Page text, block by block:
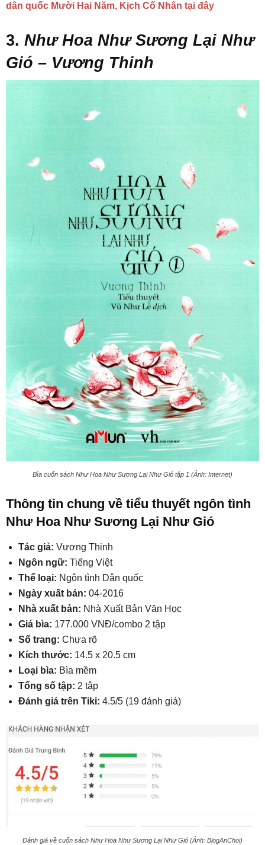
dân quốc Mười Hai Năm, Kịch Cố Nhân tại đây
3. Như Hoa Như Sương Lại Như
Gió – Vương Thinh
Bìa cuốn sách Như Hoa Như Sương Lại Như Gió tập 1 (Ảnh: Internet)
Thông tin chung về tiểu thuyết ngôn tình
Như Hoa Như Sương Lại Như Gió
Tác giả: Vương Thinh
Ngôn ngữ: Tiếng Việt
Thể loại: Ngôn tình Dân quốc
Ngày xuất bản: 04-2016
Nhà xuất bản: Nhà Xuất Bản Văn Học
Giá bìa: 177.000 VNĐ/combo 2 tập
Số trang: Chưa rõ
Kích thước: 14.5 x 20.5 cm
Loại bìa: Bìa mềm
Tổng số tập: 2 tập
Đánh giá trên Tiki: 4.5/5 (19 đánh giá)
Đánh giá về cuốn sách Như Hoa Như Sương Lại Như Gió (Ảnh: BlogAnChoi)